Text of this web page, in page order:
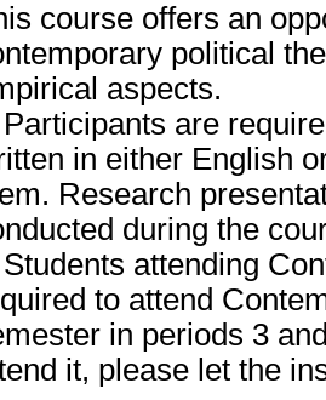
course offers an
political
aspects.
are
in either English
Research
during the
attending
to attend
in periods 3
it, please let the